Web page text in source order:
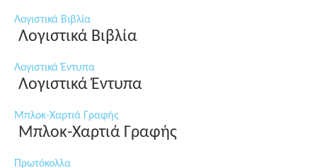
Λογιστικά Βιβλία
Λογιστικά Βιβλία
Λογιστικά Έντυπα
Λογιστικά Έντυπα
Μπλοκ-Χαρτιά Γραφής
Μπλοκ-Χαρτιά Γραφής
Πρωτόκολλα